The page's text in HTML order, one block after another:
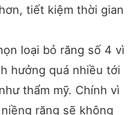
tiết kiệm thời gian
loại bỏ răng số 4 vì
hưởng quá nhiều tới
thẩm mỹ. Chính vì
răng sẽ không